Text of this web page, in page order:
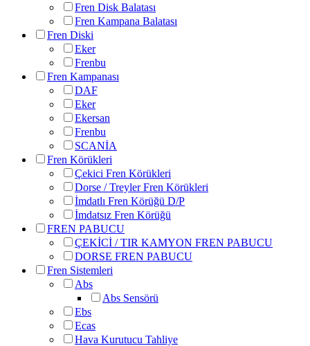
Fren Disk Balatası
Fren Kampana Balatası
Fren Diski
Eker
Frenbu
Fren Kampanası
DAF
Eker
Ekersan
Frenbu
SCANİA
Fren Körükleri
Çekici Fren Körükleri
Dorse / Treyler Fren Körükleri
İmdatlı Fren Körüğü D/P
İmdatsız Fren Körüğü
FREN PABUCU
ÇEKİCİ / TIR KAMYON FREN PABUCU
DORSE FREN PABUCU
Fren Sistemleri
Abs
Abs Sensörü
Ebs
Ecas
Hava Kurutucu Tahliye